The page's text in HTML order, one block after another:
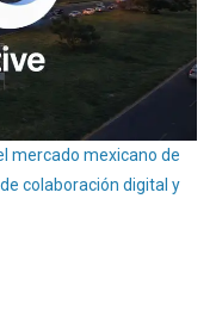
mercado mexicano de
colaboración digital y